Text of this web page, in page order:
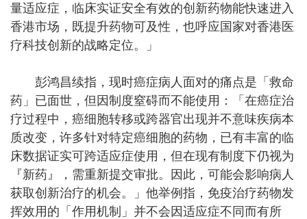
量适应症，临床实证安全有效的创新药物能快速进入
香港市场，既提升药物可及性，也呼应国家对香港医
疗科技创新的战略定位。」
彭鸿昌续指，现时癌症病人面对的痛点是「救命
药」已面世，但因制度窒碍而不能使用：「在癌症治
疗过程中，癌细胞转移或跨器官出现并不意味疾病本
质改变，许多针对特定癌细胞的药物，已有丰富的临
床数据证实可跨适应症使用，但在现有制度下仍视为
『新药』，需重新提交审批。因此，可能会影响病人
获取创新治疗的机会。」他举例指，免疫治疗药物发
挥效用的「作用机制」并不会因适应症不同而有所